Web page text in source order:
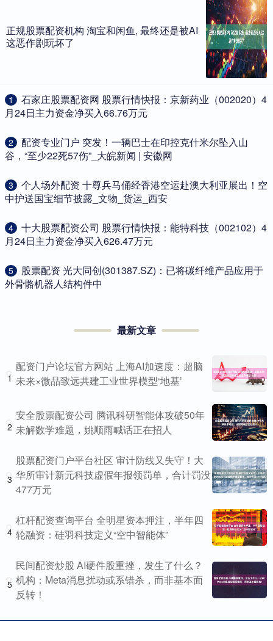
正规股票配资机构 淘宝和闲鱼, 最终还是被AI
这恶作剧玩坏了
1
​石家庄股票配资网 股票行情快报：京新药业（002020）4
月24日主力资金净买入66.76万元
2
​配资专业门户 突发！一辆巴士在印控克什米尔坠入山
谷，“至少22死57伤”_大皖新闻 | 安徽网
3
​个人场外配资 十尊兵马俑经香港空运赴澳大利亚展出！空
中护送国宝细节披露_文物_货运_西安
4
​十大股票配资公司 股票行情快报：能特科技（002102）4
月24日主力资金净买入626.47万元
5
​股票配资 光大同创(301387.SZ)：已将碳纤维产品应用于
外骨骼机器人结构件中
最新文章
1
配资门户论坛官方网站 上海AI加速度：超脑
未来×微品致远共建工业世界模型‘地基’
2
安全股票配资公司 腾讯科研智能体攻破50年
未解数学难题，姚顺雨喊话正在招人
3
股票配资门户平台社区 审计防线又失守！大
华所审计新元科技虚假年报领罚单，合计罚没
477万元
4
杠杆配资查询平台 全明星资本押注，半年四
轮融资：硅羽科技定义“空中智能体”
5
民间配资炒股 AI硬件股重挫，发生了什么？
机构：Meta消息扰动或系错杀，而非基本面
反转！